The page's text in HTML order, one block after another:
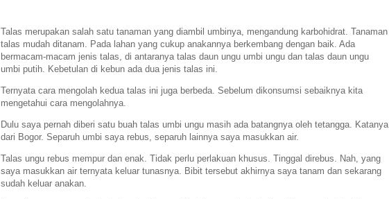
Talas merupakan salah satu tanaman yang diambil umbinya, mengandung karbohidrat. Tanaman
talas mudah ditanam. Pada lahan yang cukup anakannya berkembang dengan baik. Ada
bermacam-macam jenis talas, di antaranya talas daun ungu umbi ungu dan talas daun ungu
umbi putih. Kebetulan di kebun ada dua jenis talas ini.
Ternyata cara mengolah kedua talas ini juga berbeda. Sebelum dikonsumsi sebaiknya kita
mengetahui cara mengolahnya.
Dulu saya pernah diberi satu buah talas umbi ungu masih ada batangnya oleh tetangga. Katanya
dari Bogor. Separuh umbi saya rebus, separuh lainnya saya masukkan air.
Talas ungu rebus mempur dan enak. Tidak perlu perlakuan khusus. Tinggal direbus. Nah, yang
saya masukkan air ternyata keluar tunasnya. Bibit tersebut akhirnya saya tanam dan sekarang
sudah keluar anakan.